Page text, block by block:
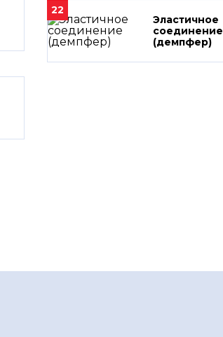
22
Эластичное
соединение
(демпфер)